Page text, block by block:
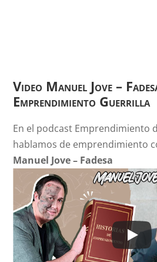
Video Manuel Jove –
Emprendimiento Guerrilla
En el podcast Emprendimiento
hablamos de emprendimiento
Manuel Jove – Fadesa